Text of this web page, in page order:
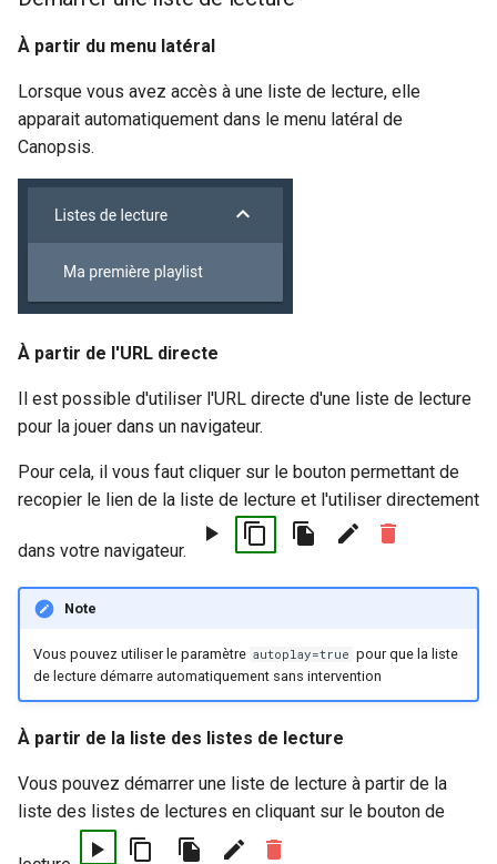
À partir du menu latéral
Lorsque vous avez accès à une liste de lecture, elle
apparait automatiquement dans le menu latéral de
Canopsis.
À partir de l'URL directe
Il est possible d'utiliser l'URL directe d'une liste de lecture
pour la jouer dans un navigateur.
Pour cela, il vous faut cliquer sur le bouton permettant de
recopier le lien de la liste de lecture et l'utiliser directement
dans votre navigateur.
Note
Vous pouvez utiliser le paramètre autoplay=true pour que la liste
de lecture démarre automatiquement sans intervention
À partir de la liste des listes de lecture
Vous pouvez démarrer une liste de lecture à partir de la
liste des listes de lectures en cliquant sur le bouton de